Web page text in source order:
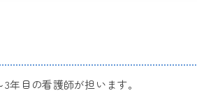
目の看護師が担います。